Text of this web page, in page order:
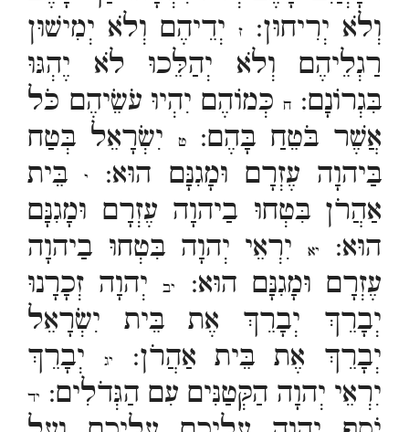
וְלֹא יְרִיחוּן:
ז
יְדֵיהֶם וְלֹא יְמִישׁוּן
רַגְלֵיהֶם וְלֹא יְהַלֵּכוּ לֹא יֶהְגּוּ
בִּגְרוֹנָם: חכְּמוֹהֶם יִהְיוּ עֹשֵׂיהֶם כֹּל
אֲשֶׁר בֹּטֵחַ בָּהֶם:ט
יִשְׂרָאֵל בְּטַח
בַּיהוָה עֶזְרָם וּמָגִנָּם הוּא:
יבֵּית
אַהֲרֹן בִּטְחוּ בַיהוָה עֶזְרָם וּמָגִנָּם
הוּא:
יאיִרְאֵי יְהוָה בִּטְחוּ בַיהוָה
עֶזְרָם וּמָגִנָּם הוּא:
יביְהוָה זְכָרָנוּ
יְבָרֵךְ יְבָרֵךְ אֶת בֵּית יִשְׂרָאֵל
יְבָרֵךְ אֶת בֵּית אַהֲרֹן:
יג
יְבָרֵךְ
יִרְאֵי יְהוָה הַקְּטַנִּים עִם הַגְּדֹלִים: יד